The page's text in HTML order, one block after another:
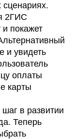
сценариях.
2ГИС
и покажет
и увидеть
оплаты
карты
в развитии
Теперь